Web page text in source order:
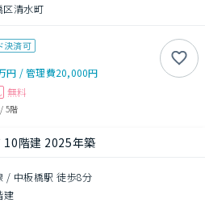
区清水町
決済可
円 /管理費20,000円
無料
/ 5階
10階建 2025年築
/ 中板橋駅 徒歩8分
建